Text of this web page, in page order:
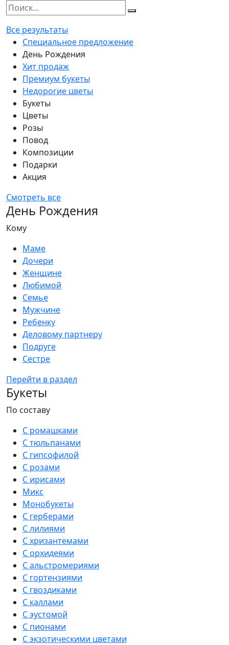
Все результаты
Специальное предложение
День Рождения
Хит продаж
Премиум букеты
Недорогие цветы
Букеты
Цветы
Розы
Повод
Композиции
Подарки
Акция
Смотреть все
День Рождения
Кому
Маме
Дочери
Женщине
Любимой
Семье
Мужчине
Ребенку
Деловому партнеру
Подруге
Сестре
Перейти в раздел
Букеты
По составу
С ромашками
С тюльпанами
С гипсофилой
С розами
С ирисами
Микс
Монобукеты
С герберами
С лилиями
С хризантемами
С орхидеями
С альстромериями
С гортензиями
С гвоздиками
С каллами
С эустомой
С пионами
С экзотическими цветами